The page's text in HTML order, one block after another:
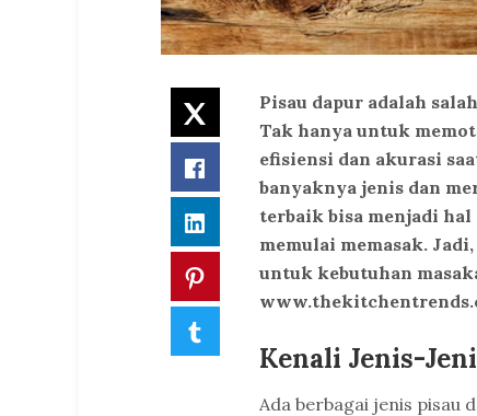
Twitter
Facebook
LinkedIn
Pinterest
Pisau dapur adalah
Tak hanya untuk
efisiensi dan akurasi
banyaknya jenis dan
terbaik bisa menjadi
memulai memasak.
untuk kebutuhan
Kenali Jenis-
Ada berbagai jenis